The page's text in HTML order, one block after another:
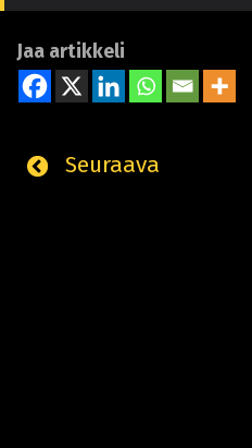
Jaa artikkeli
Seuraava